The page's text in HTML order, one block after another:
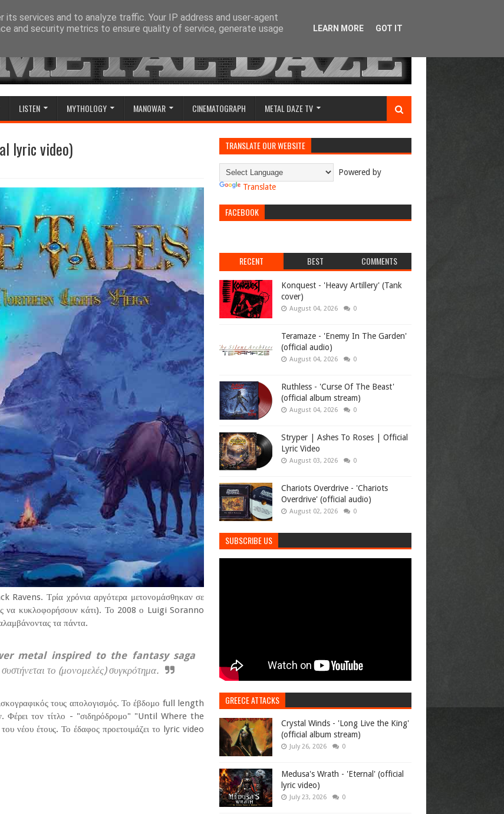
LISTEN MYTHOLOGY MANOWAR CINEMATOGRAPH METAL DAZE TV
lyric video)
Ravens. Τρία χρόνια αργότερα μετονομάσθηκαν σε
να κυκλοφορήσουν κάτι). Το 2008 ο Luigi Soranno
τα πάντα.
metal inspired to the fantasy saga
το (μονομελές) συγκρότημα.
τους απολογισμός. Το έβδομο full length
Φέρει τον τίτλο - "σιδηρόδρομο" "Until Where the
νέου έτους. Το έδαφος προετοιμάζει το lyric video
TRANSLATE OUR WEBSITE
Powered by
Translate
FACEBOOK
RECENT BEST COMMENTS
Konquest - 'Heavy Artillery' (Tank
cover)
August 04, 2026 0
Teramaze - 'Enemy In The Garden'
(official audio)
August 04, 2026 0
Ruthless - 'Curse Of The Beast'
(official album stream)
August 04, 2026 0
Stryper | Ashes To Roses | Official
Lyric Video
August 03, 2026 0
Chariots Overdrive - 'Chariots
Overdrive' (official audio)
August 02, 2026 0
SUBSCRIBE US
GREECE ATTACKS
Crystal Winds - 'Long Live the King'
(official album stream)
July 26, 2026 0
Medusa's Wrath - 'Eternal' (official
lyric video)
July 23, 2026 0
services and to analyze traffic. Your IP address and user-agent
and security metrics to ensure quality of service, generate usage
LEARN MORE GOT IT